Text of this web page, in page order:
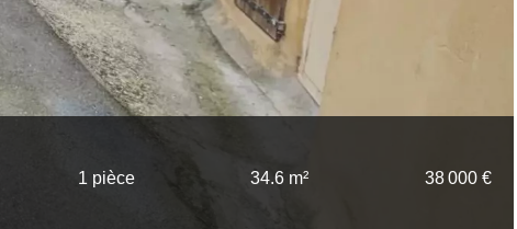
1 pièce 34.6 m² 38 000 €